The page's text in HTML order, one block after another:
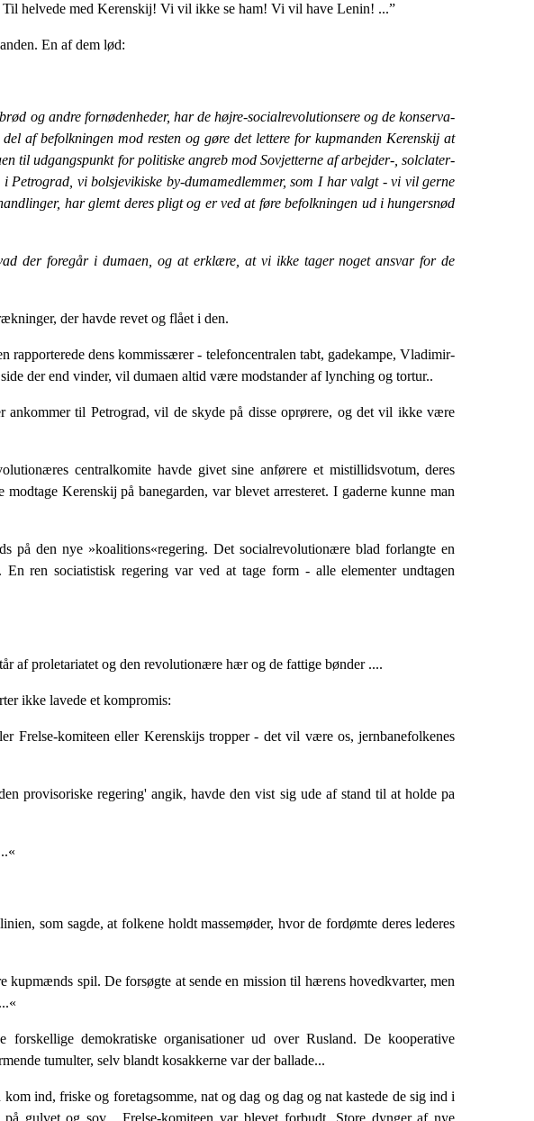
Til helvede med Kerenskij! Vi vil ikke se ham! Vi vil have Lenin! ...”
En af dem lød:
og andre for­nødenheder, har de højre-socialrevolutionsere og de konserva­
af befolk­ningen mod resten og gøre det lettere for kupmanden Keren­skij at
til udgangspunkt for politiske angreb mod Sovjetterne af arbej­der-, solclater-
vi bolsjevikiske by-dumamedlemmer, som I har valgt - vi vil gerne
har glemt deres pligt og er ved at føre befolkningen ud i hungersnød
der foregår i dumaen, og at erklære, at vi ikke tager noget ansvar for de
der havde revet og flået i den.
rap­porterede dens kommissærer - telefoncentralen tabt, gadekampe, Vladimir-
der end vinder, vil dumaen altid være modstander af lynching og tortur..
til Petrograd, vil de skyde på disse oprørere, og det vil ikke være
centralkomite havde givet sine anførere et mistillids­votum, deres
Kerenskij på banegarden, var blevet arresteret. I gaderne kunne man
på den nye »koalitions«regering. Det socialrevolutionære blad forlangte en
ren sociatistisk regering var ved at tage form - alle elementer undtagen
af proletariatet og den revolutionære hær og de fattige bønder ....
ikke lavede et kompromis:
Frelse-komiteen eller Kerenskijs tropper - det vil være os, jernbanefolkenes
pro­visoriske regering' angik, havde den vist sig ude af stand til at holde pa
som sagde, at folkene holdt massemøder, hvor de for­dømte deres lederes
spil. De forsøgte at sende en mission til hærens hovedkvarter, men
demokratiske organisationer ud over Rusland. De koo­perative
tumulter, selv blandt kosakkerne var der ballade...
ind, friske og foretagsomme, nat og dag og dag og nat kastede de sig ind i